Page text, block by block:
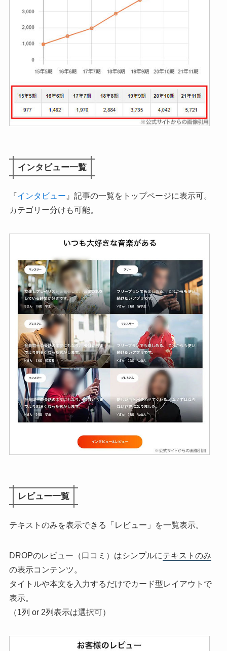
インタビュー一覧
『インタビュー 』記事の一覧をトップページに表示可。
カテゴリー分けも可能。
レビュー一覧
テキストのみを表示できる「レビュー」を一覧表示。
DROPのレビュー（口コミ）はシンプルにテキストのみ
の表示コンテンツ。
タイトルや本文を入力するだけでカード型レイアウトで
表示。
（1列 or 2列表示は選択可）